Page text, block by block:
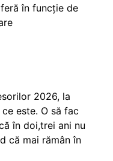
în funcție de
2026, la
este. O să fac
în doi,trei ani nu
că mai rămân în